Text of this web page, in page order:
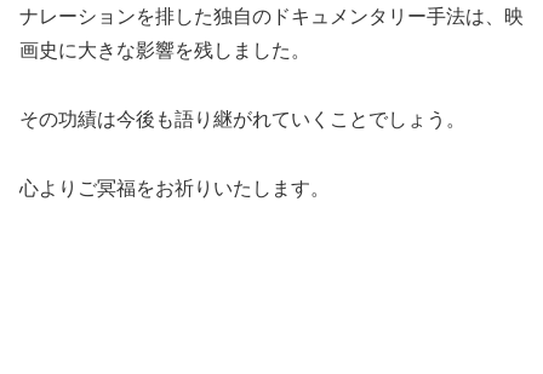
ナレーションを排した独自のドキュメンタリー手法は、映
画史に大きな影響を残しました。
その功績は今後も語り継がれていくことでしょう。
心よりご冥福をお祈りいたします。